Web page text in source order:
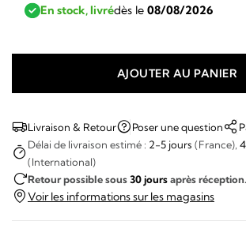
En stock, livrédès le 08/08/2026
Frédérique
Constant
Classic
Moonphase
AJOUTER AU PANIER
Livraison & Retour Poser une question
Délai de livraison estimé : 2-5 jours (France),
(International)
Retour possible sous30 joursaprès réception.
Voir les informations sur les magasins